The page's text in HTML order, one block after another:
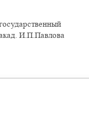
И.П.Павлова